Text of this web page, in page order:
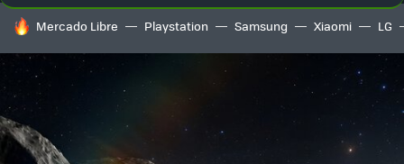
HOY SE HABLA DE
Mercado Libre Playstation Samsung Xiaomi LG